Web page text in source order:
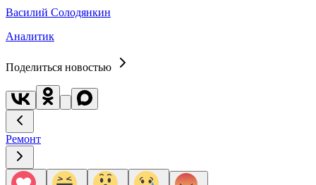
Василий Солодянкин
Аналитик
Поделиться новостью
Ремонт